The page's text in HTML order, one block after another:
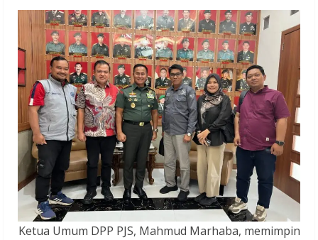
Ketua Umum DPP PJS, Mahmud Marhaba, memimpin